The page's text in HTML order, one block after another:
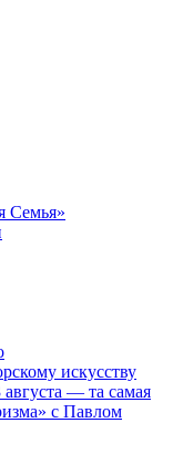
Семья»
искусству
— та самая
с Павлом